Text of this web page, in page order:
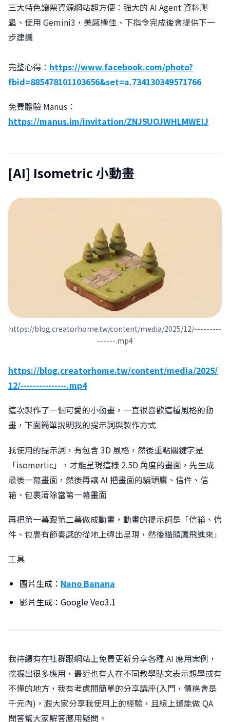
三大特色讓架資源網站超方便：強大的 AI Agent 資料爬
蟲、使用 Gemini3，美感極佳、下指令完成後會提供下一
步建議
完整心得： https://www.facebook.com/photo?
fbid=885478101103656&set=a.734130349571766
免費體驗 Manus：
https://manus.im/invitation/ZNJ5UOJWHLMWEIJ
[AI] Isometric 小動畫
https://blog.creatorhome.tw/content/media/2025/12/---------
------.mp4
https://blog.creatorhome.tw/content/media/2025/
12/---------------.mp4
這次製作了一個可愛的小動畫，一直很喜歡這種風格的動
畫，下面簡單說明我的提示詞與製作方式
我使用的提示詞，有包含 3D 風格，然後重點關鍵字是
「isomertic」，才能呈現這樣 2.5D 角度的畫面，先生成
最後一幕畫面，然後再讓 AI 把畫面的貓頭鷹、信件、信
箱、包裹清除當第一幕畫面
再把第一幕跟第二幕做成動畫，動畫的提示詞是「信箱、信
件、包裹有節奏感的從地上彈出呈現，然後貓頭鷹飛進來」
工具
圖片生成： Nano Banana
影片生成：Google Veo3.1
我持續有在社群跟網站上免費更新分享各種 AI 應用案例，
挖掘出很多應用，最近也有人在不同教學貼文表示想學或有
不懂的地方，我有考慮開簡單的分享講座(入門，價格會是
千元內)，跟大家分享我使用上的經驗，且線上還能做 QA
問答幫大家解答應用疑問。